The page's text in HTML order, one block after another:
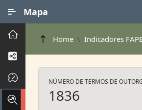
Mapa
Processos de Negócios
Home Indicadores
NÚMERO DE TERMOS DE
1836